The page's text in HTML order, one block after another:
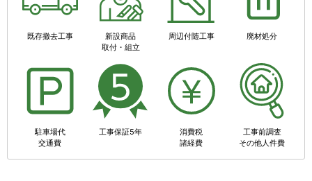
既存撤去工事
新設商品
取付・組立
周辺付随工事 廃材処分
駐車場代
交通費
工事保証5年
消費税
諸経費
工事前調査
その他人件費